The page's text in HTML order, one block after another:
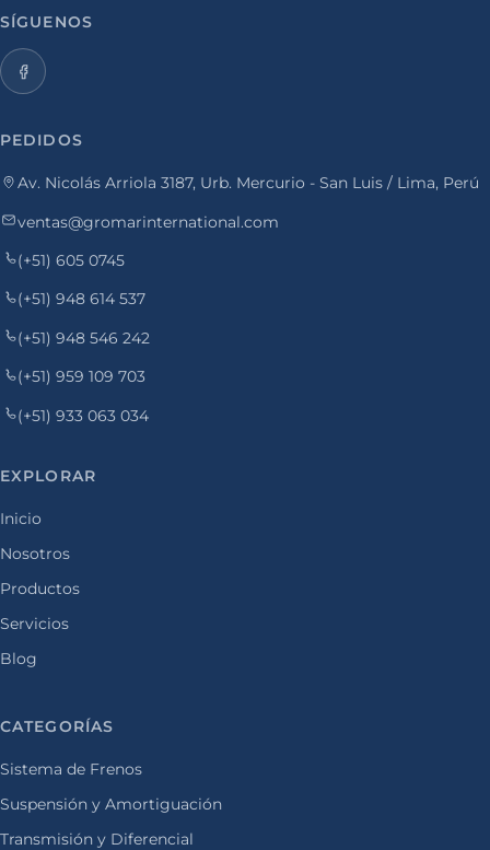
SÍGUENOS
PEDIDOS
Av. Nicolás Arriola 3187, Urb. Mercurio - San Luis / Lima, Perú
ventas@gromarinternational.com
(+51) 605 0745
(+51) 948 614 537
(+51) 948 546 242
(+51) 959 109 703
(+51) 933 063 034
EXPLORAR
Inicio
Nosotros
Productos
Servicios
Blog
CATEGORÍAS
Sistema de Frenos
Suspensión y Amortiguación
Transmisión y Diferencial